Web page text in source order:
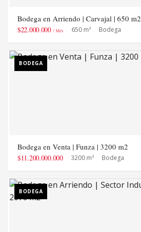
Bodega en Arriendo | Carvajal | 650 m2
$22.000.000 / Mes 650 m² Bodega
BODEGA
Bodega en Venta | Funza | 3200 m2
$11.200.000.000 3200 m² Bodega
BODEGA